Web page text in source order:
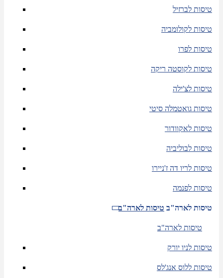
טיסות לברזיל
טיסות לקולומביה
טיסות לפרו
טיסות לקוסטה ריקה
טיסות לצ'ילה
טיסות גואטמלה סיטי
טיסות לאקוודור
טיסות לבוליביה
טיסות לריו דה ז'ניירו
טיסות לפנמה
טיסות לארה"ב טיסות לארה"ב
טיסות לארה"ב
טיסות לניו יורק
טיסות ללוס אנג'לס